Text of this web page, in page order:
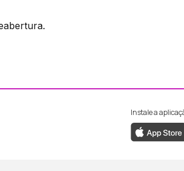
ao Facebook da RTP
ao Instagram da RTP
Instale a